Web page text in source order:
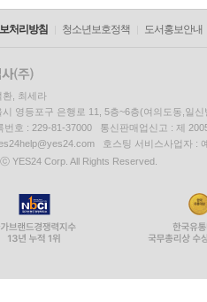
처리방침 청소년보호정책 도서홍보안내
환, 최세라
시 영등포구 은행로 11, 5층~6층(여의도동,일신
번호 : 229-81-37000 통신판매업신고 : 제
호스팅 서비스사업자 :
YES24 Corp. All Rights Reserved.